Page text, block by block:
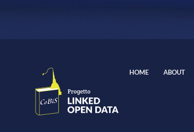
HOME ABOUT